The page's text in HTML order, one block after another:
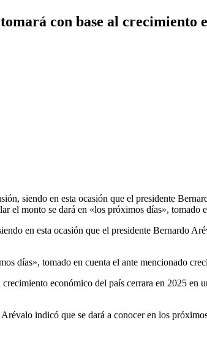
con base al crecimiento
siendo en esta ocasión que el presidente
el monto se dará en «los próximos días»,
en esta ocasión que el presidente Bernardo
días», tomado en cuenta el ante mencionado
económico del país cerrara en 2025
indicó que se dará a conocer en los